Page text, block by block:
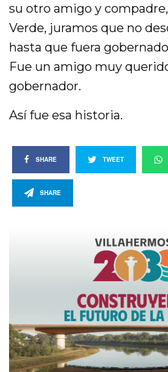
su otro amigo y
Verde, juramos que no
hasta que fuera
Fue un amigo muy
gobernador.
Así fue esa historia.
SHARE TWEET
SHARE